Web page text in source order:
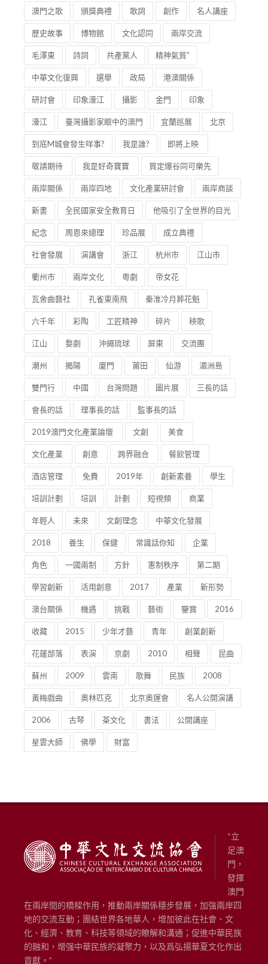
澳門之歌 頒獎典禮 歌詞 創作 名人講座
歷史故事 博物館 文化認同 兩岸交流
毛澤東 詩詞 共產黨人 精神氣質”
中華文化復興 選舉 政局 港澳關係
研討會 印象濠江 攝影 金門 印象
濠江 臺灣攝影家眼中的澳門 宜蘭巡展 北京
到底M城會發生咩事? 我是誰? 即將上映
敬請期待 我是好奇寶寶 買定爆谷同可樂先
兩岸關係 兩岸四地 文化產業研討會 兩岸商談
新書 全民國家安全教育日 他吸引了全世界的目光
紀念 周恩來總理 珍品展 成立典禮
社會發展 演講會 浙江 杭州市 江山市
衢州市 兩岸文化 粵劇 帝女花
瓦舍曲藝社 孔雀東南飛 秦淮冷月葬花魁
六千年 彩陶 工匠精神 碎片 秧歌
江山 婺劇 沖繩琉球 屏東 交流團
潮州 揭陽 廈門 莆田 仙游 湄洲島
雙門行 中國 台灣問題 圖片展 三長的話
會長的話 理事長的話 監事長的話
2019澳門文化產業論壇 文創 美食
文化產業 創意 跨界融合 餐飲管理
酒店管理 免費 2019年 創新素養 學生
培訓計劃 培訓 計劃 短視頻 商業
年輕人 未來 文創理念 中華文化發展
2018 養生 保健 常識話你知 企業
角色 一國兩制 方針 憲制秩序 第二期
學習創新 活用創意 2017 產業 新形勢
澳台關係 機遇 挑戰 藝術 鑒賞 2016
收藏 2015 少年才藝 青年 創業創新
花蓮部落 表演 京劇 2010 相聲 昆曲
蘇州 2009 雲南 歌舞 民族 2008
黃梅戲曲 奧林匹克 北京奧運會 名人公開演講
2006 古琴 茶文化 書法 公開講座
星雲大師 佛學 財富
“立
足澳
門，
發揮
澳門
在兩岸間的橋樑作用，推動兩岸關係穩步發展，加強兩岸四
地的交流互動；團結世界各地華人，增加彼此在社會、文
化、經濟、教育、科技等領域的瞭解和溝通；促進中華民族
的融和，增强中華民族的凝聚力，以及爲弘揚華夏文化作出
貢獻。”